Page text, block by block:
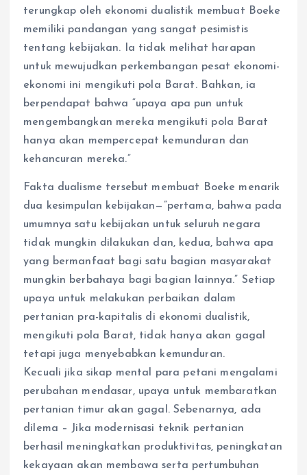
terungkap oleh ekonomi dualistik membuat Boeke
memiliki pandangan yang sangat pesimistis
tentang kebijakan. Ia tidak melihat harapan
untuk mewujudkan perkembangan pesat ekonomi-
ekonomi ini mengikuti pola Barat. Bahkan, ia
berpendapat bahwa “upaya apa pun untuk
mengembangkan mereka mengikuti pola Barat
hanya akan mempercepat kemunduran dan
kehancuran mereka.”
Fakta dualisme tersebut membuat Boeke menarik
dua kesimpulan kebijakan—”pertama, bahwa pada
umumnya satu kebijakan untuk seluruh negara
tidak mungkin dilakukan dan, kedua, bahwa apa
yang bermanfaat bagi satu bagian masyarakat
mungkin berbahaya bagi bagian lainnya.” Setiap
upaya untuk melakukan perbaikan dalam
pertanian pra-kapitalis di ekonomi dualistik,
mengikuti pola Barat, tidak hanya akan gagal
tetapi juga menyebabkan kemunduran.
Kecuali jika sikap mental para petani mengalami
perubahan mendasar, upaya untuk membaratkan
pertanian timur akan gagal. Sebenarnya, ada
dilema – Jika modernisasi teknik pertanian
berhasil meningkatkan produktivitas, peningkatan
kekayaan akan membawa serta pertumbuhan